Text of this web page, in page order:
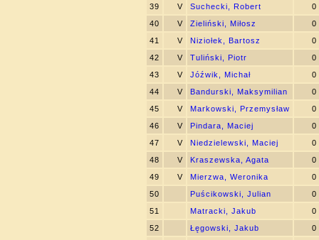
39
V Suchecki, Robert
0
40
V Zieliński, Miłosz
0
41
V Niziołek, Bartosz
0
42
V Tuliński, Piotr
0
43
V Jóźwik, Michał
0
44
V Bandurski, Maksymilian
0
45
V Markowski, Przemysław
0
46
V Pindara, Maciej
0
47
V Niedzielewski, Maciej
0
48
V Kraszewska, Agata
0
49
V Mierzwa, Weronika
0
50
Puścikowski, Julian
0
51
Matracki, Jakub
0
52
Łęgowski, Jakub
0